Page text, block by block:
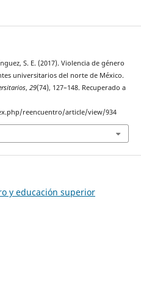
S. E. (2017). Violencia de género
universitarios del norte de México.
, 29(74), 127–148. Recuperado a
reencuentro/article/view/934
y educación superior